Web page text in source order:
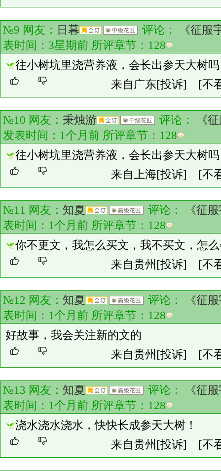
№9 网友： 日暮 评论：
《征服
表时间：3星期前 所评章节： 128
往小树坑里浇营养液，会长出参天大树
来自广东[投诉] [不
№10 网友： 秉烛游 评论：
《
发表时间：1个月前 所评章节： 128
往小树坑里浇营养液，会长出参天大树
来自上海[投诉] [不
№11 网友： 知夏 评论：
《征
表时间：1个月前 所评章节： 128
你不更文，我怎么买文，我不买文，怎
来自贵州 [投诉] [不
№12 网友： 知夏 评论：
《征
表时间：1个月前 所评章节： 128
好故事，我会关注新的文的
来自贵州 [投诉] [不
№13 网友： 知夏 评论：
《征
表时间：1个月前 所评章节： 128
浇水浇水浇水，快快长成参天大树！
来自贵州 [投诉] [不